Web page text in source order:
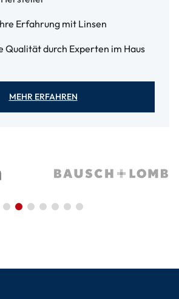
Erfahrung mit Linsen
Qualität durch Experten im Haus
MEHR ERFAHREN